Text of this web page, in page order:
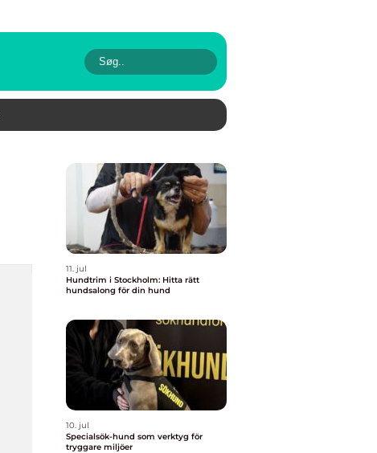
11. jul
Hundtrim i Stockholm: Hitta rätt
hundsalong för din hund
10. jul
Specialsök-hund som verktyg för
tryggare miljöer